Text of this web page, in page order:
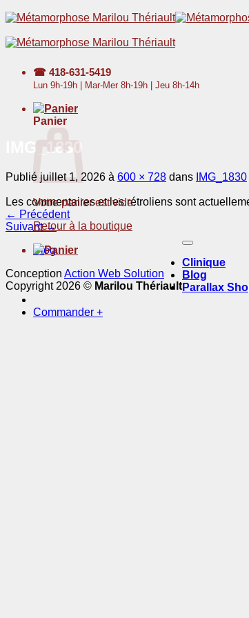
Passer
au
contenu
☎ 418-631-5419
Lun 9h-19h | Mar-Mer 8h-19h | Jeu 8h-14h
Panier
Votre panier est vide.
Retour à la boutique
IMG_1830
Publié juillet 1, 2026 à 600 × 728 dans IMG_1830
Les commentaires et les rétroliens sont
← Précédent
Suivant→
Blog
Conception Action Web Solution
Copyright 2026 © Marilou Thériault
Clinique
Blog
Parallax
Commander +